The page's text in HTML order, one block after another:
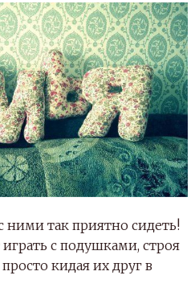
ними так приятно сидеть!
с подушками, строя
кидая их друг в